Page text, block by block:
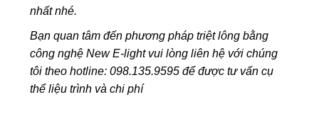
nhất nhé.
Bạn quan tâm đến phương pháp triệt lông bằng
công nghệ New E-light vui lòng liên hệ với chúng
tôi theo hotline: 098.135.9595 để được tư vấn cụ
thể liệu trình và chi phí